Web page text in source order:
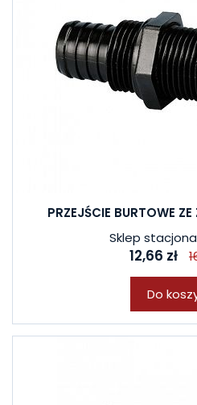
PRZEJŚCIE BURTOWE
Sklep
12,66 zł
Do